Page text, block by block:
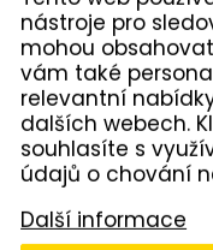
Akumulátorové
Kámen Brno,
opravdové
pracovních strojů i
nářadí v Tišnově.
značek Permon,
a zahradní
z
nástroje pro
mohou
vám také
relevantní
dalších webech.
souhlasíte s
údajů o chování
Další informace